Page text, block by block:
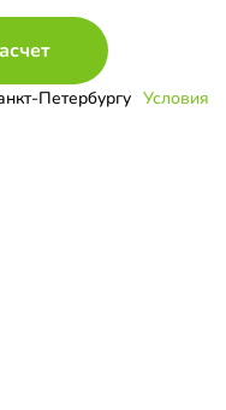
Петербургу Условия